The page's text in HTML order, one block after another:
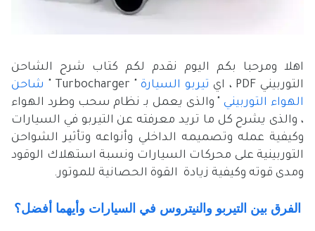
اهلا ومرحبا بكم اليوم نقدم لكم كتاب شرح الشاحن
التوربيني PDF ، اي
تيربو السيارة" Turbocharger "
شاحن
الهواء التوربيني" والذى يعمل بـ نظام سحب وطرد الهواء
، والذى يشرح كل ما تريد معرفته عن التيربو في السيارات
وكيفية عمله وتصميمه الداخلي وأنواعه وتأثير الشواحن
التوربينية على محركات السيارات ونسبة استهلاك الوقود
ومدى قوته وكيفية زيادة القوة الحصانية للموتور.
الفرق بين التيربو والنيتروس في السيارات وأيهما أفضل؟